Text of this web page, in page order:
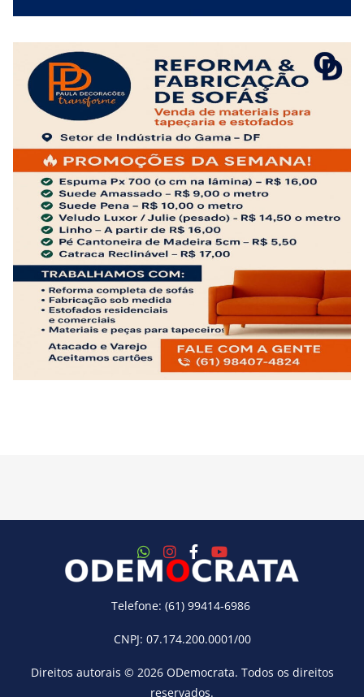
Telefone: (61) 99414-6986
CNPJ: 07.174.200.0001/00
Direitos autorais © 2026 ODemocrata. Todos os direitos
reservados.